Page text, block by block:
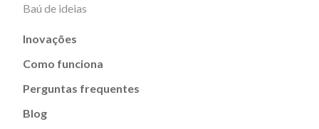
Baú de ideias
Inovações
Como funciona
Perguntas frequentes
Blog